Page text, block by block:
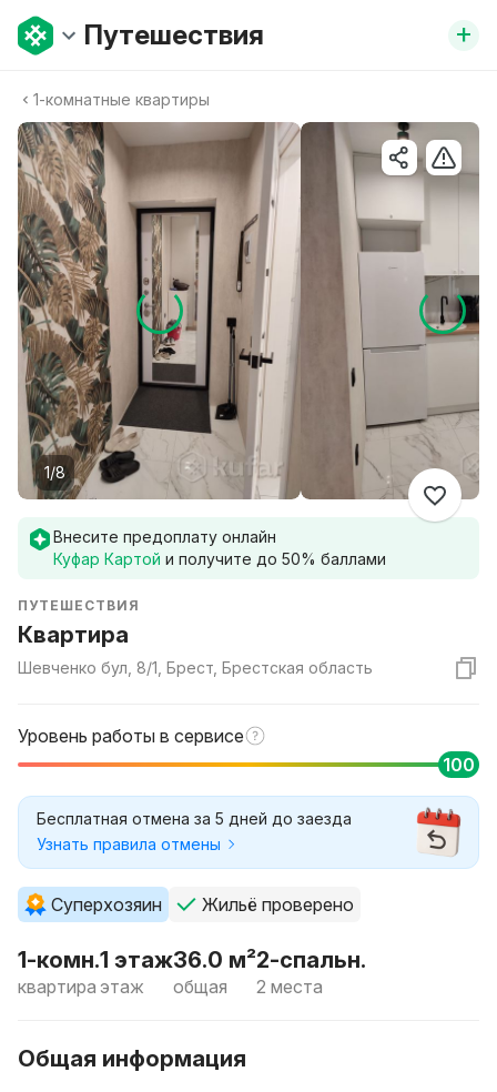
Путешествия +
1-комнатные квартиры
1/8
Внесите предоплату онлайн
Куфар Картой и получите до 50% баллами
ПУТЕШЕСТВИЯ
Квартира
Шевченко бул, 8/1, Брест, Брестская область
Уровень работы в сервисе
100
Бесплатная отмена за 5 дней до заезда
Узнать правила отмены
Суперхозяин Жильё проверено
1-комн.
квартира
1 этаж
этаж
36.0 м²
общая
2-спальн.
2 места
Общая информация